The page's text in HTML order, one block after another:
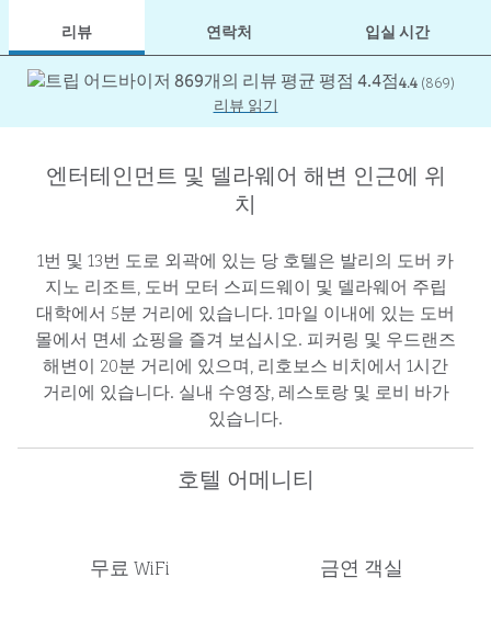
리뷰 연락처 입실 시간
4.4(869)
리뷰 읽기
엔터테인먼트 및 델라웨어 해변 인근에 위
치
1번 및 13번 도로 외곽에 있는 당 호텔은 발리의 도버 카
지노 리조트, 도버 모터 스피드웨이 및 델라웨어 주립
대학에서 5분 거리에 있습니다. 1마일 이내에 있는 도버
몰에서 면세 쇼핑을 즐겨 보십시오. 피커링 및 우드랜즈
해변이 20분 거리에 있으며, 리호보스 비치에서 1시간
거리에 있습니다. 실내 수영장, 레스토랑 및 로비 바가
있습니다.
호텔 어메니티
무료 WiFi 금연 객실